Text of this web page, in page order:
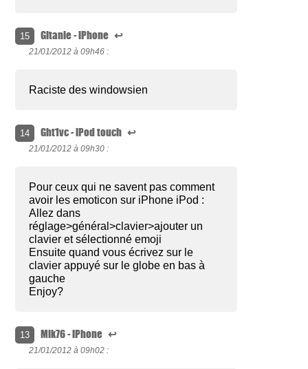
15 Gitanie - iPhone ↩
21/01/2012 à 09h46 :
Raciste des windowsien
14 Ght1vc - iPod touch ↩
21/01/2012 à 09h30 :
Pour ceux qui ne savent pas comment
avoir les emoticon sur iPhone iPod :
Allez dans
réglage>général>clavier>ajouter un
clavier et sélectionné emoji
Ensuite quand vous écrivez sur le
clavier appuyé sur le globe en bas à
gauche
Enjoy?
13 Mik76 - iPhone ↩
21/01/2012 à 09h02 :